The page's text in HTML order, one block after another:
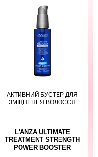
АКТИВНИЙ БУСТЕР ДЛЯ
ЗМІЦНЕННЯ ВОЛОССЯ
L'ANZA ULTIMATE
TREATMENT STRENGTH
POWER BOOSTER